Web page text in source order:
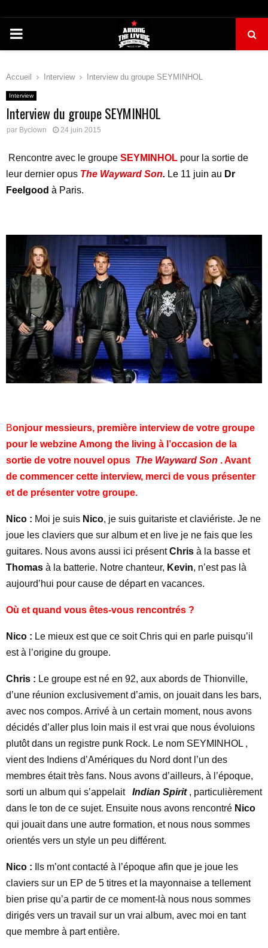
PRIMARY
Accueil Interview Interview du groupe SEYMINHOL
Interview
Interview du groupe SEYMINHOL
par Byclown 24 juin 2015
Rencontre avec le groupe SEYMINHOL pour la sortie de
leur dernier opus The Wayward Son. Le 11 juin au Dr
Feelgood à Paris.
Bonjour messieurs, première interview de votre groupe
pour le webzine Among the living à l’occasion de la
sortie de votre nouvel opus The Wayward Son . Avant
de commencer cette interview, merci de vous présenter
et de présenter votre groupe.
Nico : Moi je suis Nico, je suis guitariste et claviériste. Je ne
joue les claviers que sur album et en live je ne fais que les
guitares. Nous avons aussi ici présentChris à la basse et
Thomas à la batterie. Notre chanteur, Kevin, n’est pas là
aujourd’hui pour cause de départ en vacances.
Où et quand vous êtes-vous rencontrés ?
Nico : Le mieux est que ce soit Chris qui en parle puisqu’il
est à l’origine du groupe.
Chris : Le groupe est né en 92, aux abords de Thionville,
d’une réunion exclusivement d’amis, on jouait dans les bars,
avec nos compos. Arrivé à un certain moment, nous avons
décidés d’aller plus loin mais il est vrai que nous évoluions
plutôt dans un registre punk Rock. Le nom SEYMINHOL ,
vient des Indiens d’Amériques du Nord dont l’un des
membres était très fans. Nous avons d’ailleurs, à l’époque,
sorti un album qui s’appelait Indian Spirit, particulièrement
dans le ton de ce sujet. Ensuite nous avons rencontré Nico
qui jouait dans une autre formation, et nous nous sommes
orientés vers un style un peu différent.
Nico : Ils m’ont contacté à l’époque afin que je joue les
claviers sur un EP de 5 titres et la mayonnaise a tellement
bien prise qu’a partir de ce moment-là nous nous sommes
dirigés vers un travail sur un vrai album, avec moi en tant
que membre à part entière.